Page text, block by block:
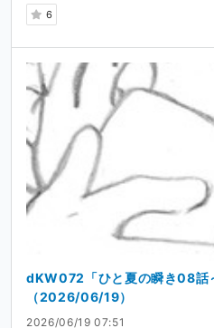
6
2026/06/19 07:51
dKW072「ひと夏の瞬き08話
（2026/06/19）